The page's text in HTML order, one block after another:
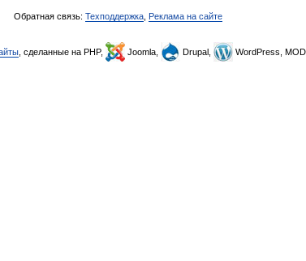
Обратная связь: Техподдержка Реклама на сайте
, сделанные на PHP, Joomla, Drupal, WordPress,